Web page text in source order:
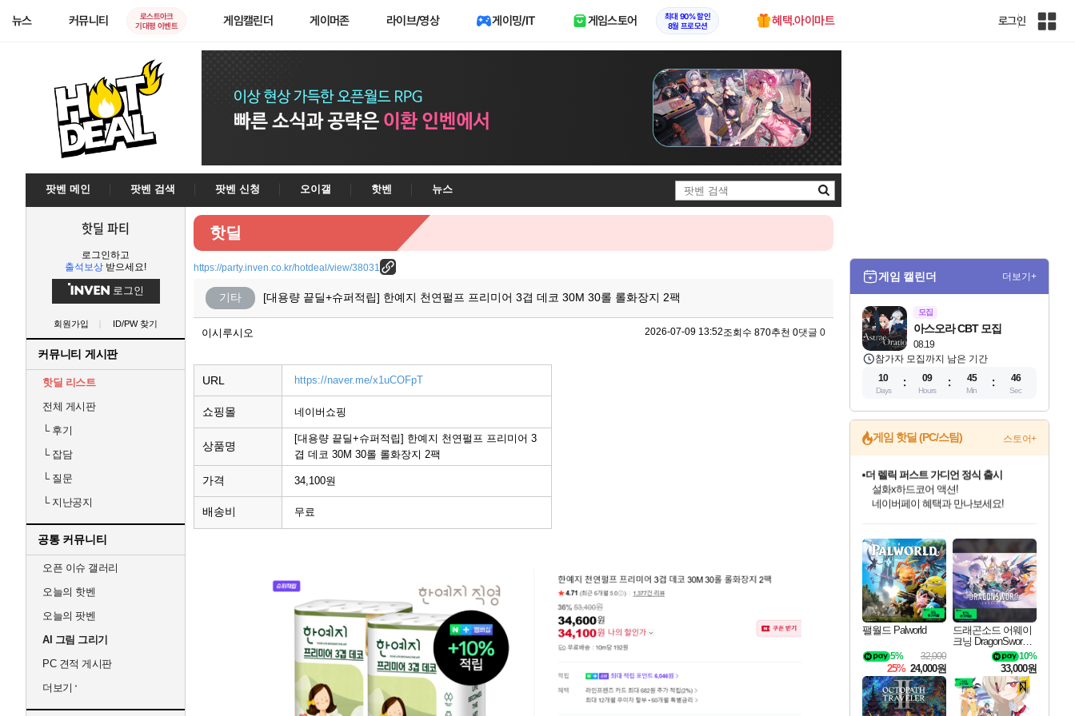
뉴스 커뮤니티
로스트아크
기대평 이벤트
게임캘린더 게이머존 라이브/영상 게이밍/IT 게임스토어
최대 90% 할인
8월 프로모션
혜택.아이마트 로그인
인
팟벤 메인 팟벤 검색 팟벤 신청 오이갤 핫벤
뉴스
검
색
핫딜 파티
로그인하고
출석보상 받으세요!
로그인
회원가입 ID/PW 찾기
커뮤니티 게시판
핫딜 리스트
전체 게시판
└후기
└잡담
└질문
└지난공지
공통 커뮤니티
오픈 이슈 갤러리
오늘의 핫벤
오늘의 팟벤
AI 그림 그리기
PC 견적 게시판
더보기
핫딜
https://party.inven.co.kr/hotdeal/view/38031
기타 [대용량 끝딜+슈퍼적립] 한예지 천연펄프 프리미어 3겹 데코 30M 30롤 롤화장지 2팩
이시루시오 2026-07-09 13:52조회수 870추천 0댓글 0
URL https://naver.me/x1uCOFpT
쇼핑몰 네이버쇼핑
상품명
[대용량 끝딜+슈퍼적립] 한예지 천연펄프 프리미어 3
겹 데코 30M 30롤 롤화장지 2팩
가격 34,100원
배송비 무료
게임 캘린더 더보기+
모집
08.19
아스오라 CBT 모집
참가자 모집까지 남은 기간
10
Days
09
Hours
45
Min
45
Sec
게임 핫딜 (PC/스팀) 스토어+
최대 90% 할인가를 만나보세요!
네이버혜택과 함께 만나보세요!
50%할인&추가 적립까지!
네이버 포인트 혜택까지!
이니&베니 혜택까지!
네이버 혜택가와 함께 예약하세요!
할인&네이버혜택으로 만나보세요!
더 렐릭 퍼스트 가디언 정식 출시
설화x하드코어 액션!
네이버페이 혜택과 만나보세요!
40주년 프로모션으로 만나보세요!
할인가에 만나보세요!
일부 에디션 상시 할인!
혜택으로 예약 판매 중
편안하게 충전하세요
팰월드 Palworld
32,000
5%
25% 24,000원
드래곤소드 어웨이
크닝 DragonSword A
10%
33,000원